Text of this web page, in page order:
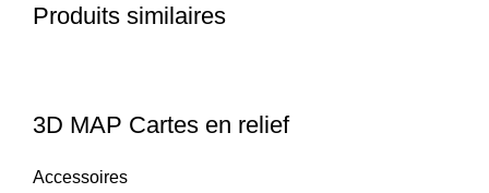
Produits similaires
3D MAP Cartes en relief
Accessoires